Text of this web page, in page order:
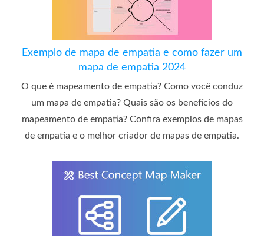
Exemplo de mapa de empatia e como fazer um
mapa de empatia 2024
O que é mapeamento de empatia? Como você conduz
um mapa de empatia? Quais são os benefícios do
mapeamento de empatia? Confira exemplos de mapas
de empatia e o melhor criador de mapas de empatia.